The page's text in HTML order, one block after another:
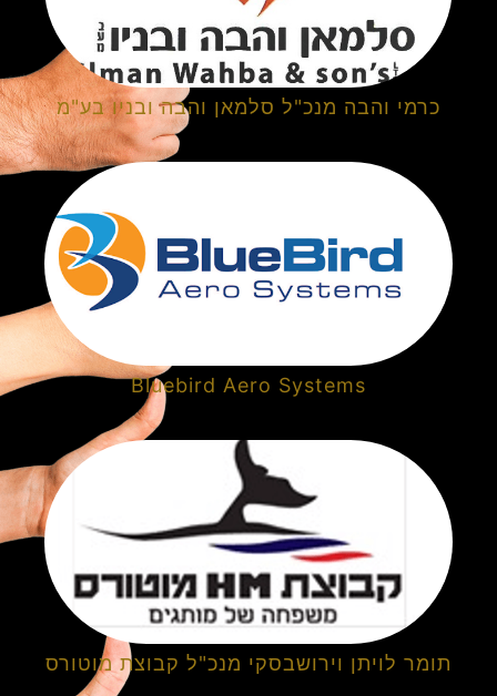
כרמי והבה מנכ"ל סלמאן והבה ובניו בע"מ
Bluebird Aero Systems
תומר לויתן וירושבסקי מנכ"ל קבוצת מוטורס